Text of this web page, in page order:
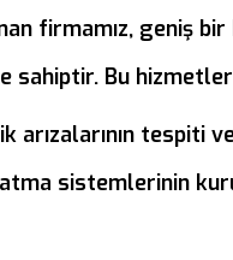
firmamız, geniş
sahiptir. Bu hizmetler
arızalarının tespiti
sistemlerinin